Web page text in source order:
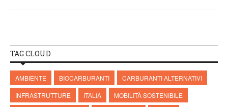
TAG CLOUD
AMBIENTE BIOCARBURANTI
CARBURANTI ALTERNATIVI
INFRASTRUTTURE
ITALIA
MOBILITÀ SOSTENIBILE